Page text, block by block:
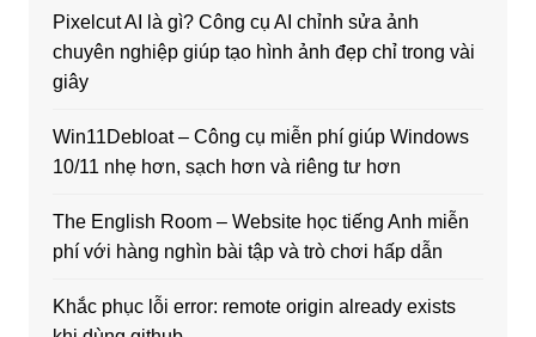
Pixelcut AI là gì? Công cụ AI chỉnh sửa ảnh
chuyên nghiệp giúp tạo hình ảnh đẹp chỉ trong vài
giây
Win11Debloat – Công cụ miễn phí giúp Windows
10/11 nhẹ hơn, sạch hơn và riêng tư hơn
The English Room – Website học tiếng Anh miễn
phí với hàng nghìn bài tập và trò chơi hấp dẫn
Khắc phục lỗi error: remote origin already exists